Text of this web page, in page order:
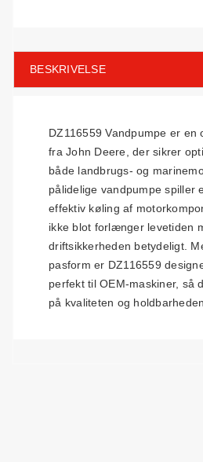
BESKRIVELSE
DZ116559 Vandpumpe er en
fra John Deere, der sikrer
både landbrugs- og
pålidelige vandpumpe spiller
effektiv køling af
ikke blot forlænger levetiden
driftsikkerheden betydeligt.
pasform er DZ116559
perfekt til OEM-maskiner, så
på kvaliteten og